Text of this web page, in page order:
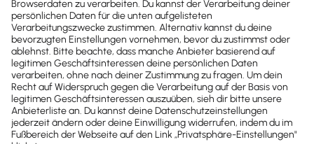
Buchhaltung & Finanzen
Energie­einsparverordnung: Maßnahmen für
Unternehmen
Energie­einsparverordnung verpflichtet Firmen zur
Energie­ersparnis. Jetzt lesen, was gilt.